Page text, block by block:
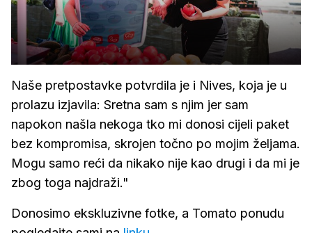
Naše pretpostavke potvrdila je i Nives, koja je u
prolazu izjavila: Sretna sam s njim jer sam
napokon našla nekoga tko mi donosi cijeli paket
bez kompromisa, skrojen točno po mojim željama.
Mogu samo reći da nikako nije kao drugi i da mi je
zbog toga najdraži."
Donosimo ekskluzivne fotke, a Tomato ponudu